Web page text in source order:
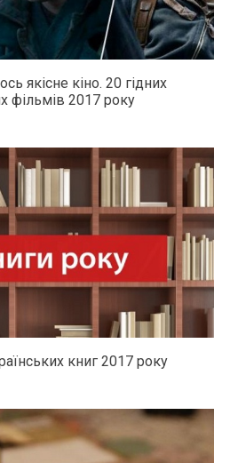
якісне кіно. 20 гідних
фільмів 2017 року
книг 2017 року